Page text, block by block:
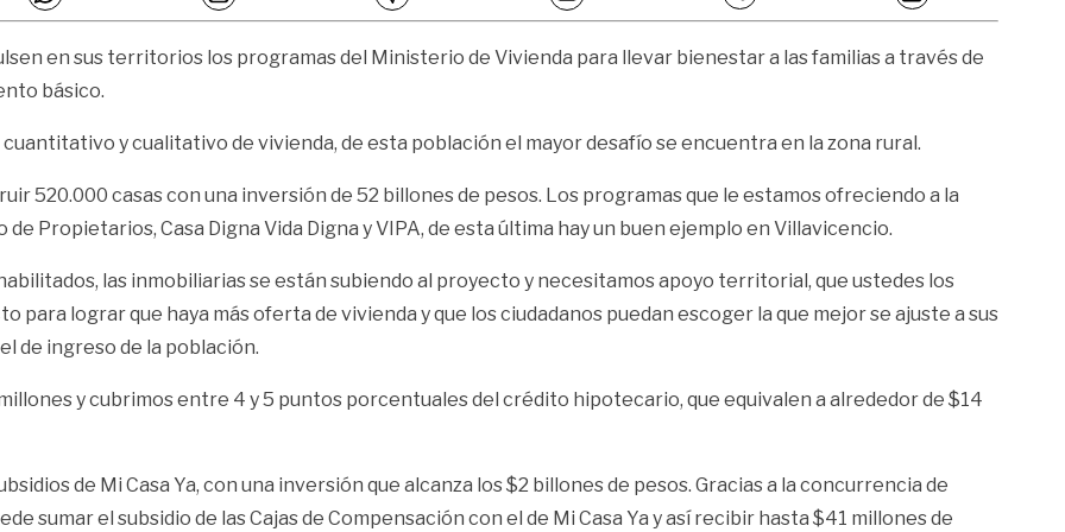
en sus territorios los programas del Ministerio de Vivienda para llevar bienestar a las familias a través de
básico.
y cualitativo de vivienda, de esta población el mayor desafío se encuentra en la zona rural.
520.000 casas con una inversión de 52 billones de pesos. Los programas que le estamos ofreciendo a la
Propietarios, Casa Digna Vida Digna y VIPA, de esta última hay un buen ejemplo en Villavicencio.
las inmobiliarias se están subiendo al proyecto y necesitamos apoyo territorial, que ustedes los
lograr que haya más oferta de vivienda y que los ciudadanos puedan escoger la que mejor se ajuste a sus
de ingreso de la población.
y cubrimos entre 4 y 5 puntos porcentuales del crédito hipotecario, que equivalen a alrededor de $14
de Mi Casa Ya, con una inversión que alcanza los $2 billones de pesos. Gracias a la concurrencia de
sumar el subsidio de las Cajas de Compensación con el de Mi Casa Ya y así recibir hasta $41 millones de